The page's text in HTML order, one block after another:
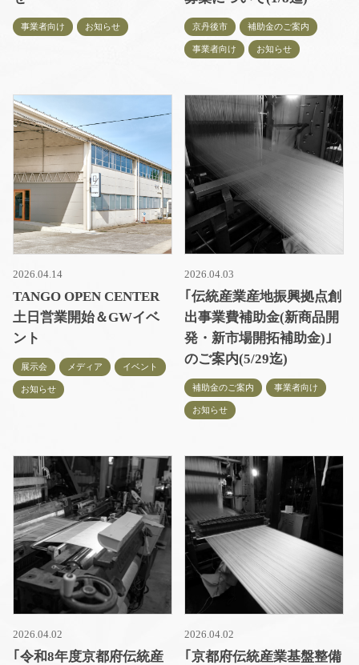
事業者向け お知らせ 京丹後市 補助金のご案内
事業者向け お知らせ
2026.04.14
TANGO OPEN CENTER
土日営業開始＆GWイベ
ント
展示会 メディア イベント
お知らせ
2026.04.03
｢伝統産業産地振興拠点創
出事業費補助金(新商品開
発・新市場開拓補助金)｣
のご案内(5/29迄)
補助金のご案内 事業者向け
お知らせ
2026.04.02
｢令和8年度京都府伝統産
2026.04.02
｢京都府伝統産業基盤整備